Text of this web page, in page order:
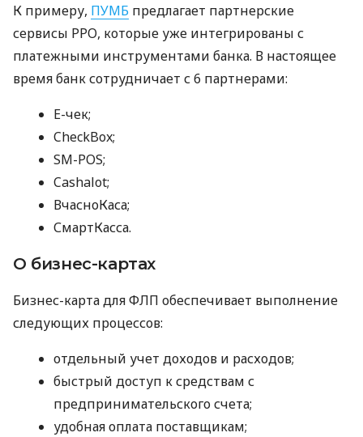
К примеру, ПУМБ предлагает партнерские
сервисы РРО, которые уже интегрированы с
платежными инструментами банка. В настоящее
время банк сотрудничает с 6 партнерами:
E-чек;
CheckBox;
SM-POS;
Cashalot;
ВчасноКаса;
СмартКасса.
О бизнес-картах
Бизнес-карта для ФЛП обеспечивает выполнение
следующих процессов:
отдельный учет доходов и расходов;
быстрый доступ к средствам с
предпринимательского счета;
удобная оплата поставщикам;